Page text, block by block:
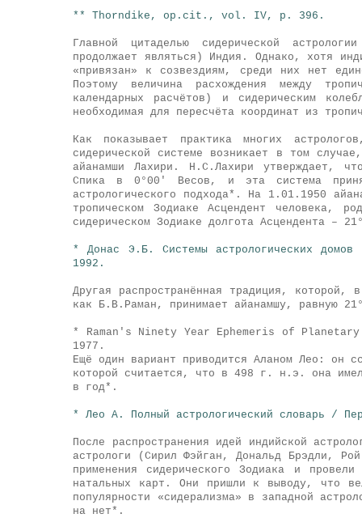
** Thorndike, op.cit., vol. IV, p. 396.
Главной цитаделью сидерической
продолжает являться) Индия. Однако, хотя
«привязан» к созвездиям, среди них нет
Поэтому величина расхождения между
календарных расчётов) и сидерическим
необходимая для пересчёта координат из
Как показывает практика многих
сидерической системе возникает в том
айанамши Лахири. Н.С.Лахири утверждает,
Спика в 0°00' Весов, и эта система
астрологического подхода*. На 1.01.1950
тропическом Зодиаке Асцендент человека,
сидерическом Зодиаке долгота Асцендента –
* Донас Э.Б. Системы астрологических
1992.
Другая распространённая традиция, которой,
как Б.В.Раман, принимает айанамшу, равную
* Raman's Ninety Year Ephemeris of
1977.
Ещё один вариант приводится Аланом Лео: он
которой считается, что в 498 г. н.э. она
в год*.
* Лео А. Полный астрологический словарь /
После распространения идей индийской
астрологи (Сирил Фэйган, Дональд Брэдли,
применения сидерического Зодиака и
натальных карт. Они пришли к выводу, что
популярности «сидерализма» в западной
на нет*.